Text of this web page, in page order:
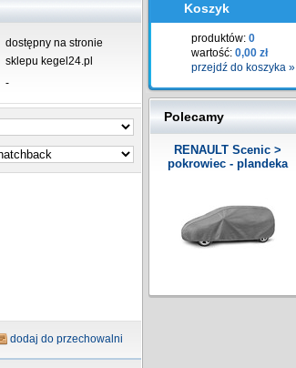
dostępny na stronie
sklepu kegel24.pl
-
dodaj do przechowalni
Koszyk
produktów: 0
wartość: 0,00 zł
przejdź do koszyka »
Polecamy
RENAULT Scenic >
pokrowiec - plandeka